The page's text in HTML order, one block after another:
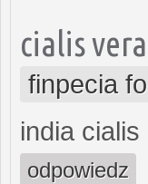
cialis
finpecia
india cialis
odpowiedz